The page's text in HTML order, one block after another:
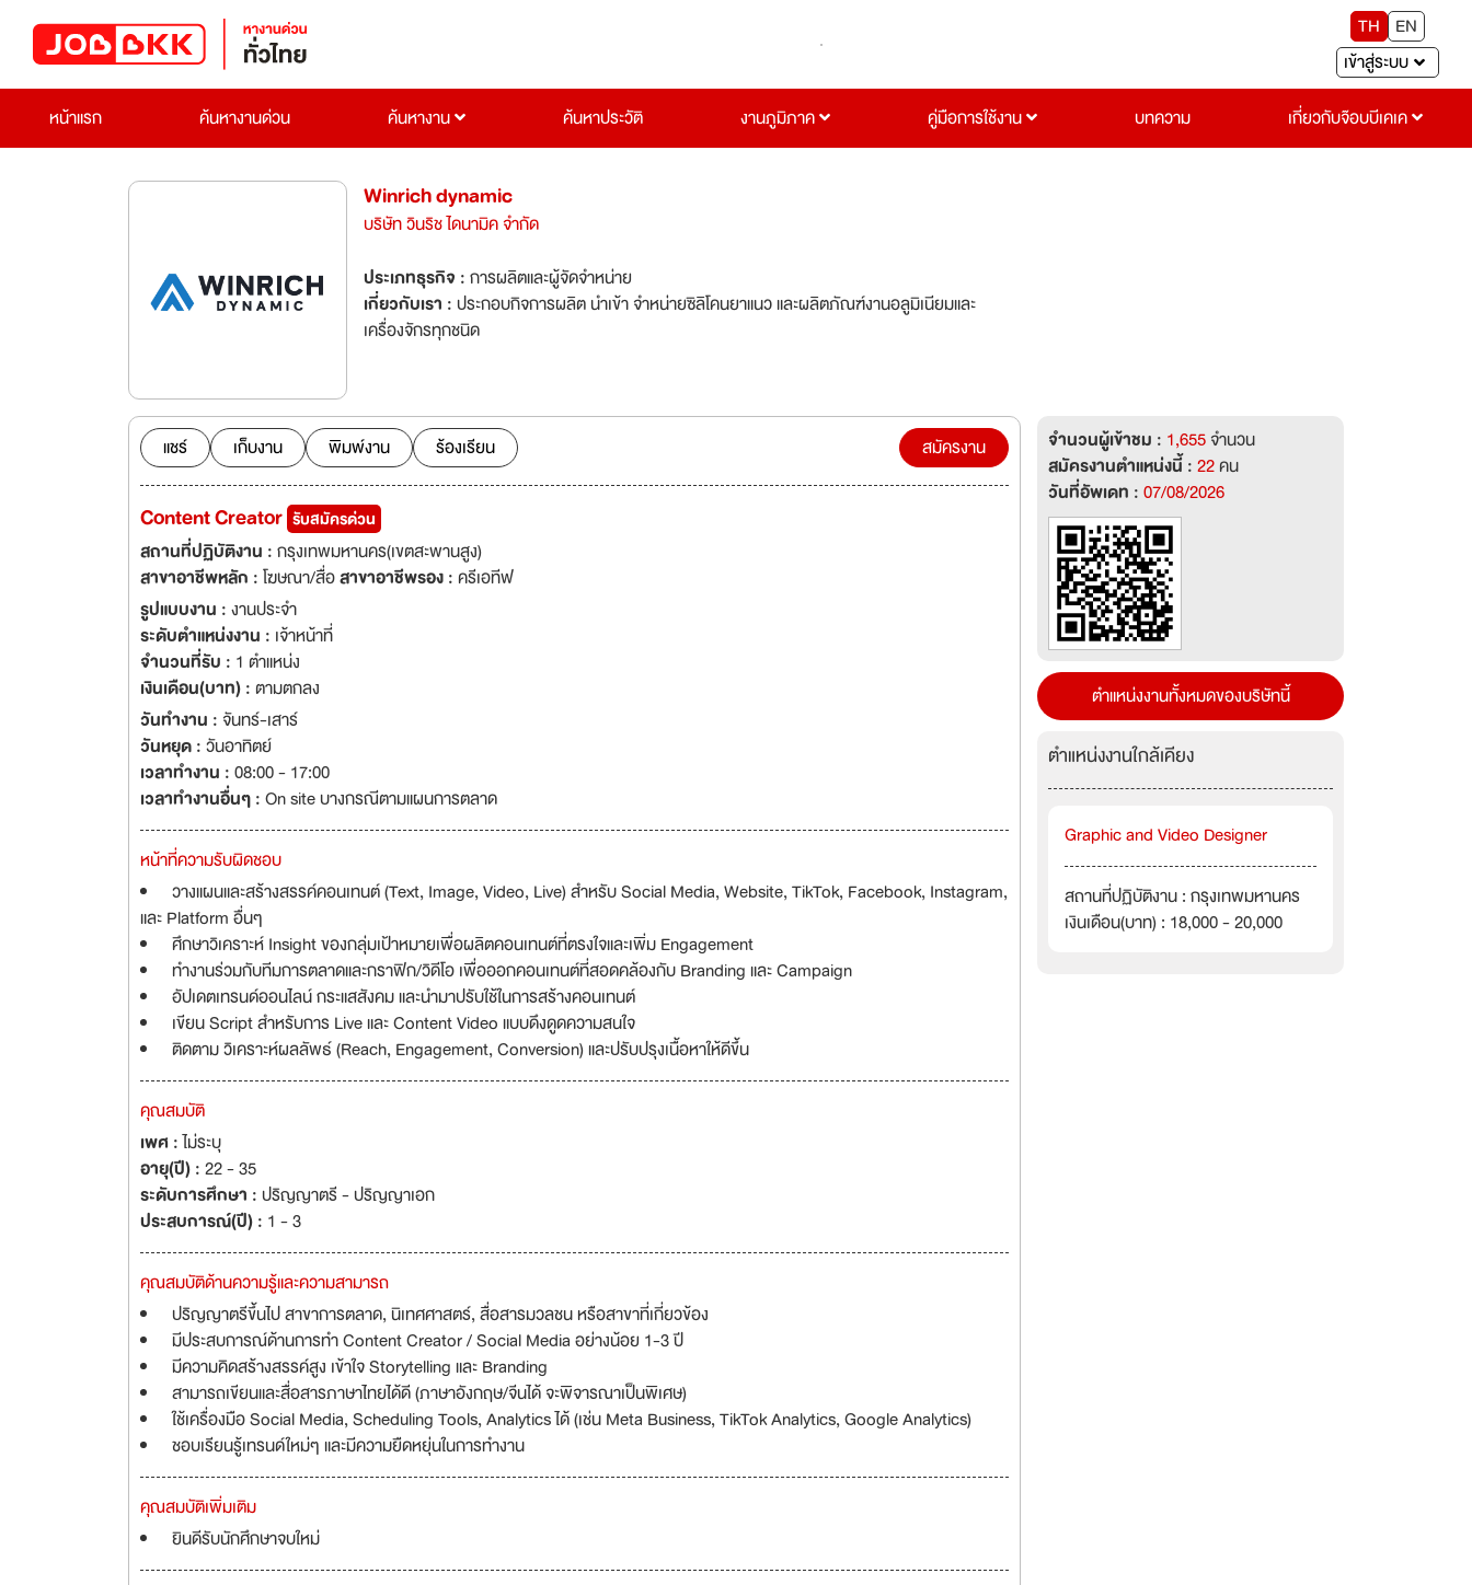
TH
EN
เข้าสู่ระบบ
หน้าแรก
ค้นหางานด่วน ค้นหางาน ค้นหาประวัติ งานภูมิภาค คู่มือการใช้งาน บทความ เกี่ยวกับจ๊อบบีเคเค
Winrich dynamic
บริษัท วินริช ไดนามิค จำกัด
ประเภทธุรกิจ :การผลิตและผู้จัดจำหน่าย
เกี่ยวกับเรา :ประกอบกิจการผลิต นำเข้า จำหน่ายซิลิโคนยาแนว และผลิตภัณฑ์งานอลูมิเนียมและ
เครื่องจักรทุกชนิด
แชร์ เก็บงาน พิมพ์งาน ร้องเรียน สมัครงาน
Content Creator รับสมัครด่วน
สถานที่ปฏิบัติงาน :กรุงเทพมหานคร(เขตสะพานสูง)
สาขาอาชีพหลัก :โฆษณา/สื่อสาขาอาชีพรอง :ครีเอทีฟ
รูปแบบงาน :งานประจำ
ระดับตำแหน่งงาน : เจ้าหน้าที่
จำนวนที่รับ : 1 ตำแหน่ง
เงินเดือน(บาท) :ตามตกลง
วันทำงาน : จันทร์-เสาร์
วันหยุด :วันอาทิตย์
เวลาทำงาน :08:00 - 17:00
เวลาทำงานอื่นๆ :On site บางกรณีตามแผนการตลาด
หน้าที่ความรับผิดชอบ
วางแผนและสร้างสรรค์คอนเทนต์ (Text, Image, Video, Live) สำหรับ Social Media, Website, TikTok, Facebook, Instagram,
และ Platform อื่นๆ
ศึกษาวิเคราะห์ Insight ของกลุ่มเป้าหมายเพื่อผลิตคอนเทนต์ที่ตรงใจและเพิ่ม Engagement
ทำงานร่วมกับทีมการตลาดและกราฟิก/วิดีโอ เพื่อออกคอนเทนต์ที่สอดคล้องกับ Branding และ Campaign
อัปเดตเทรนด์ออนไลน์ กระแสสังคม และนำมาปรับใช้ในการสร้างคอนเทนต์
เขียน Script สำหรับการ Live และ Content Video แบบดึงดูดความสนใจ
ติดตาม วิเคราะห์ผลลัพธ์ (Reach, Engagement, Conversion) และปรับปรุงเนื้อหาให้ดีขึ้น
คุณสมบัติ
เพศ :ไม่ระบุ
อายุ(ปี) :22 - 35
ระดับการศึกษา :ปริญญาตรี - ปริญญาเอก
ประสบการณ์(ปี) : 1 - 3
คุณสมบัติด้านความรู้และความสามารถ
ปริญญาตรีขึ้นไป สาขาการตลาด, นิเทศศาสตร์, สื่อสารมวลชน หรือสาขาที่เกี่ยวข้อง
มีประสบการณ์ด้านการทำ Content Creator / Social Media อย่างน้อย 1-3 ปี
มีความคิดสร้างสรรค์สูง เข้าใจ Storytelling และ Branding
สามารถเขียนและสื่อสารภาษาไทยได้ดี (ภาษาอังกฤษ/จีนได้ จะพิจารณาเป็นพิเศษ)
ใช้เครื่องมือ Social Media, Scheduling Tools, Analytics ได้ (เช่น Meta Business, TikTok Analytics, Google Analytics)
ชอบเรียนรู้เทรนด์ใหม่ๆ และมีความยืดหยุ่นในการทำงาน
คุณสมบัติเพิ่มเติม
ยินดีรับนักศึกษาจบใหม่
จำนวนผู้เข้าชม : 1,655จำนวน
สมัครงานตำแหน่งนี้ :22คน
วันที่อัพเดท :07/08/2026
ตำแหน่งงานทั้งหมดของบริษัทนี้
ตำแหน่งงานใกล้เคียง
Graphic and Video Designer
สถานที่ปฏิบัติงาน : กรุงเทพมหานคร
เงินเดือน(บาท) : 18,000 - 20,000